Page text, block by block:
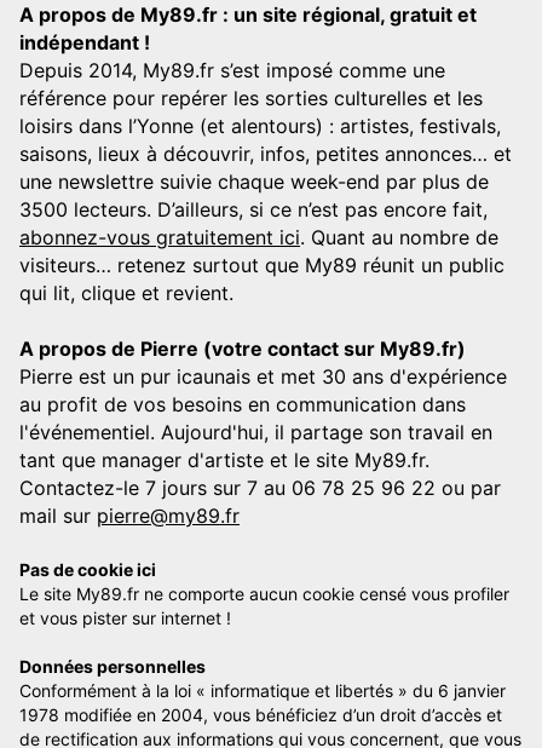
A propos de My89.fr : un site régional, gratuit et
indépendant !
Depuis 2014, My89.fr s’est imposé comme une
référence pour repérer les sorties culturelles et les
loisirs dans l’Yonne (et alentours) : artistes, festivals,
saisons, lieux à découvrir, infos, petites annonces… et
une newslettre suivie chaque week-end par plus de
3500 lecteurs. D’ailleurs, si ce n’est pas encore fait,
abonnez-vous gratuitement ici. Quant au nombre de
visiteurs… retenez surtout que My89 réunit un public
qui lit, clique et revient.
A propos de Pierre (votre contact sur My89.fr)
Pierre est un pur icaunais et met 30 ans d'expérience
au profit de vos besoins en communication dans
l'événementiel. Aujourd'hui, il partage son travail en
tant que manager d'artiste et le site My89.fr.
Contactez-le 7 jours sur 7 au 06 78 25 96 22 ou par
mail sur pierre@my89.fr
Pas de cookie ici
Le site My89.fr ne comporte aucun cookie censé vous profiler
et vous pister sur internet !
Données personnelles
Conformément à la loi « informatique et libertés » du 6 janvier
1978 modifiée en 2004, vous bénéficiez d’un droit d’accès et
de rectification aux informations qui vous concernent, que vous